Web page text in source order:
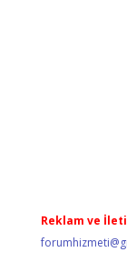
Reklam ve